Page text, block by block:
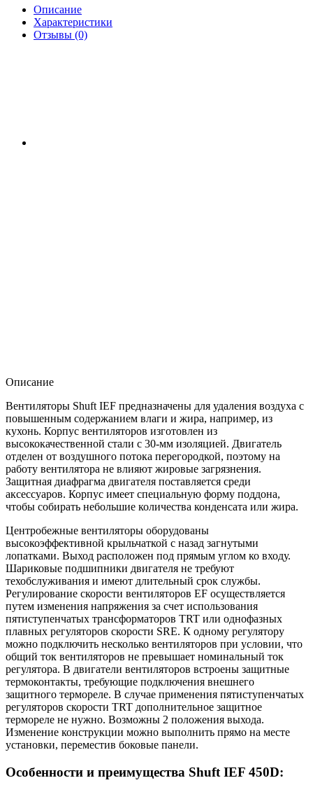
Описание
Характеристики
Отзывы (0)
Описание
Вентиляторы Shuft IEF предназначены для удаления воздуха с
повышенным содержанием влаги и жира, например, из
кухонь. Корпус вентиляторов изготовлен из
высококачественной стали с 30-мм изоляцией. Двигатель
отделен от воздушного потока перегородкой, поэтому на
работу вентилятора не влияют жировые загрязнения.
Защитная диафрагма двигателя поставляется среди
аксессуаров. Корпус имеет специальную форму поддона,
чтобы собирать небольшие количества конденсата или жира.
Центробежные вентиляторы оборудованы
высокоэффективной крыльчаткой с назад загнутыми
лопатками. Выход расположен под прямым углом ко входу.
Шариковые подшипники двигателя не требуют
техобслуживания и имеют длительный срок службы.
Регулирование скорости вентиляторов EF осуществляется
путем изменения напряжения за счет использования
пятиступенчатых трансформаторов TRT или однофазных
плавных регуляторов скорости SRE. К одному регулятору
можно подключить несколько вентиляторов при условии, что
общий ток вентиляторов не превышает номинальный ток
регулятора. В двигатели вентиляторов встроены защитные
термоконтакты, требующие подключения внешнего
защитного термореле. В случае применения пятиступенчатых
регуляторов скорости TRT дополнительное защитное
термореле не нужно. Возможны 2 положения выхода.
Изменение конструкции можно выполнить прямо на месте
установки, переместив боковые панели.
Особенности и преимущества Shuft IEF 450D: